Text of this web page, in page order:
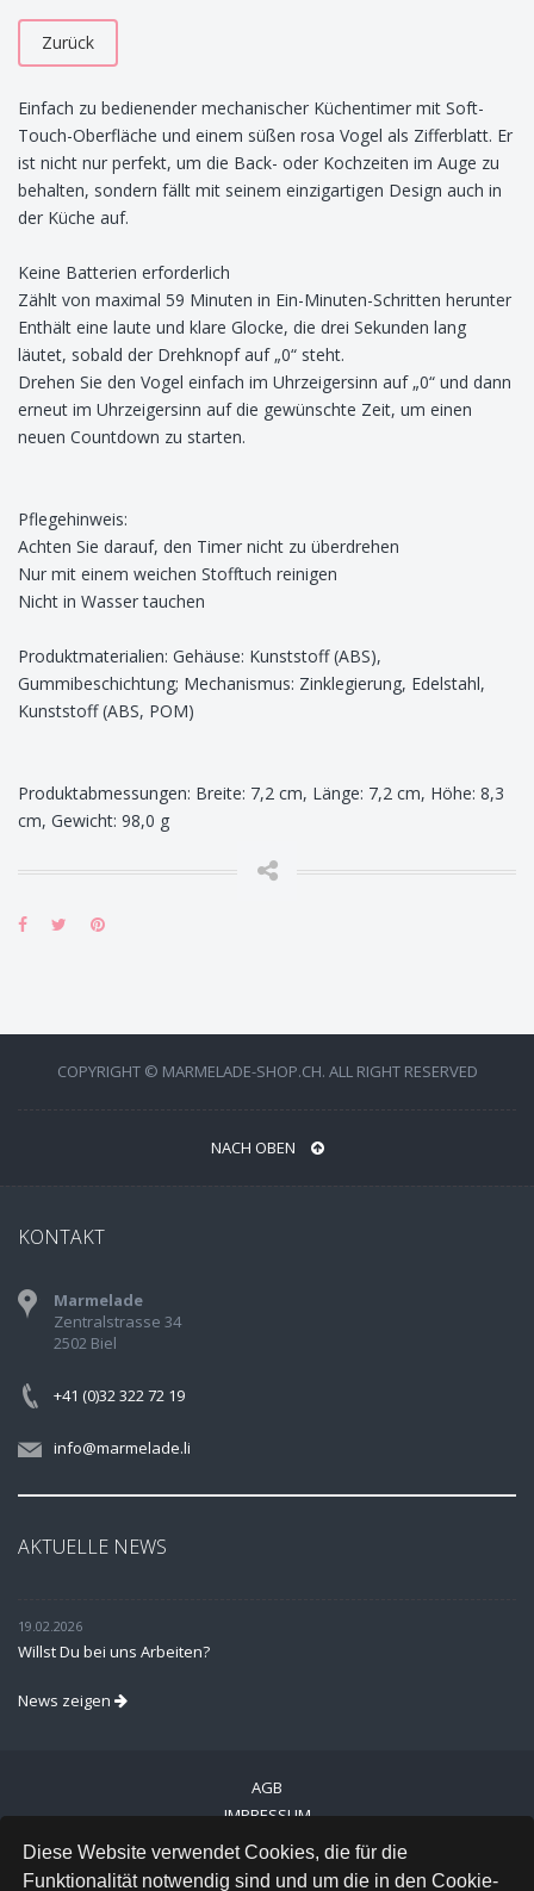
Diese Website verwendet Cookies, die für die
Funktionalität notwendig sind und um die in den Cookie-
Zurück
Einfach zu bedienender mechanischer Küchentimer mit Soft-
Touch-Oberfläche und einem süßen rosa Vogel als Zifferblatt. Er
ist nicht nur perfekt, um die Back- oder Kochzeiten im Auge zu
behalten, sondern fällt mit seinem einzigartigen Design auch in
der Küche auf.
Keine Batterien erforderlich
Zählt von maximal 59 Minuten in Ein-Minuten-Schritten herunter
Enthält eine laute und klare Glocke, die drei Sekunden lang
läutet, sobald der Drehknopf auf „0“ steht.
Drehen Sie den Vogel einfach im Uhrzeigersinn auf „0“ und dann
erneut im Uhrzeigersinn auf die gewünschte Zeit, um einen
neuen Countdown zu starten.
Pflegehinweis:
Achten Sie darauf, den Timer nicht zu überdrehen
Nur mit einem weichen Stofftuch reinigen
Nicht in Wasser tauchen
Produktmaterialien: Gehäuse: Kunststoff (ABS),
Gummibeschichtung; Mechanismus: Zinklegierung, Edelstahl,
Kunststoff (ABS, POM)
Produktabmessungen: Breite: 7,2 cm, Länge: 7,2 cm, Höhe: 8,3
cm, Gewicht: 98,0 g
COPYRIGHT © MARMELADE-SHOP.CH. ALL RIGHT RESERVED
NACH OBEN
KONTAKT
Marmelade
Zentralstrasse 34
2502 Biel
+41 (0)32 322 72 19
info@marmelade.li
AKTUELLE NEWS
19.02.2026
Willst Du bei uns Arbeiten?
News zeigen
AGB
IMPRESSUM
VERSAND
DATENSCHUTZ